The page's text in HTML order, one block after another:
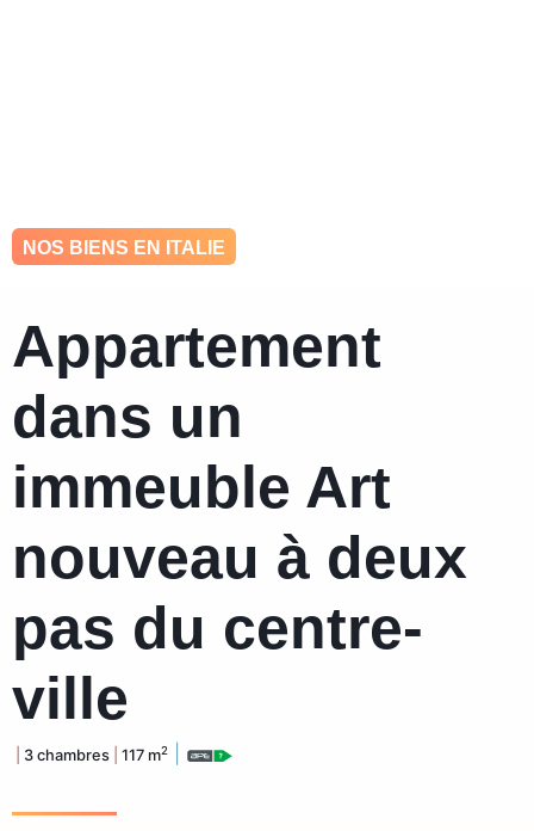
NOS BIENS EN ITALIE
Appartement
dans un
immeuble Art
nouveau à deux
pas du centre-
ville
3 chambres 117 m2